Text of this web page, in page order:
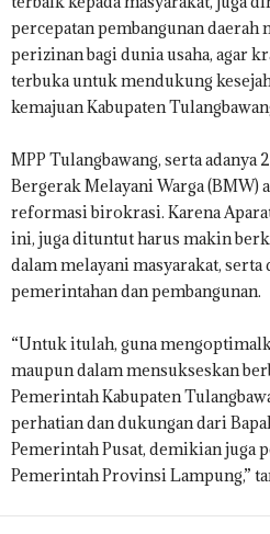
percepatan pembangunan daerah
perizinan bagi dunia usaha, agar
terbuka untuk mendukung
kemajuan Kabupaten
MPP Tulangbawang, serta adanya
Bergerak Melayani Warga (BMW)
reformasi birokrasi. Karena
ini, juga dituntut harus makin
dalam melayani masyarakat, serta
pemerintahan dan pembangunan.
“Untuk itulah, guna
maupun dalam mensukseskan
Pemerintah Kabupaten
perhatian dan dukungan dari
Pemerintah Pusat, demikian juga
Pemerintah Provinsi Lampung,”